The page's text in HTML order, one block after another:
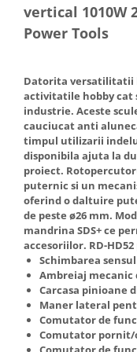
Pistoale de vopsit
Prelungitoare
Polizoare electrice de
unghiulare
Rindele si freze
Redresoare auto -
pornire
Suflante cu aer cald
Scari metalice
Strungurii
Scule cu acumulator
Scule pentru
Hote Telescopice
Hote Traditionale
Hote Country
Hote Insula
Hote Cupolare
Accesorii,
Masini de tocat carne
Masini de carnati (
Masini de spalat vase
Masini de spalat vase
Masini de spalat vase
independente
Masini de spalat rufe
Masini de spalat rufe
Masini de spalat rufe
vertical 1010W
Power Tools
Datorita versatilitatii
activitatile hobby cat
industrie. Aceste
cauciucat anti
timpul utilizarii
disponibila ajuta la
proiect.
puternic si un
oferind o daltuire
de peste ø26 mm.
mandrina SDS+ ce
accesoriilor. RD-
Schimbarea
Ambreiaj mecanic
Carcasa pinioane
Maner lateral
Comutator de
Comutator